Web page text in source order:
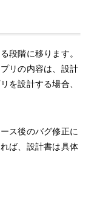
段階に移ります。
リの内容は、設計
を設計する場合、
ス後のバグ修正に
ば、設計書は具体